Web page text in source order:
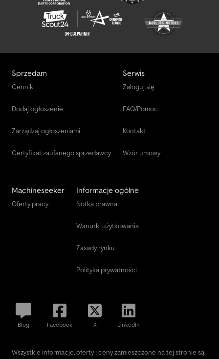
Sprzedam
Cennik
Dodaj ogłoszenie
Zarządzaj ogłoszeniami
Certyfikat zaufanego sprzedawcy
Serwis
Zaloguj się
FAQ/Pomoc
Kontakt
Wzór umowy
Machineseeker
Oferty pracy
Informacje ogólne
Notka prawna
Warunki użytkowania
Zasady rynku
Polityka prywatności
Blog Facebook X LinkedIn
Wszystkie informacje, oferty i ceny zamieszczone na tej stronie są